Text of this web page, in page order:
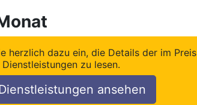
herzlich dazu ein, die Details der im Preis
zu lesen.
ansehen